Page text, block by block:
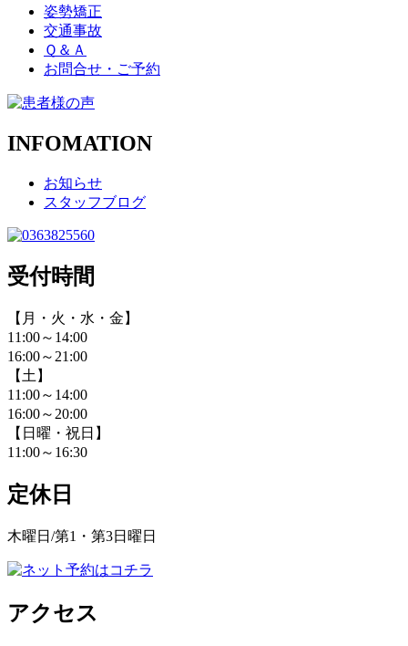
姿勢矯正
交通事故
Ｑ＆Ａ
お問合せ・ご予約
INFOMATION
お知らせ
スタッフブログ
受付時間
【月・火・水・金】
11:00～14:00
16:00～21:00
【土】
11:00～14:00
16:00～20:00
【日曜・祝日】
11:00～16:30
定休日
木曜日/第1・第3日曜日
アクセス